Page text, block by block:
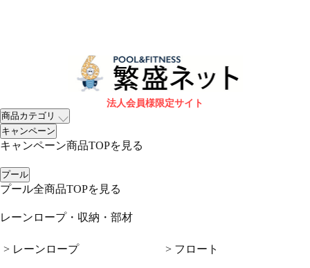
法人会員様限定サイト
商品カテゴリ
キャンペーン
キャンペーン商品TOPを見る
プール
プール全商品TOPを見る
レーンロープ・収納・部材
> レーンロープ > フロート